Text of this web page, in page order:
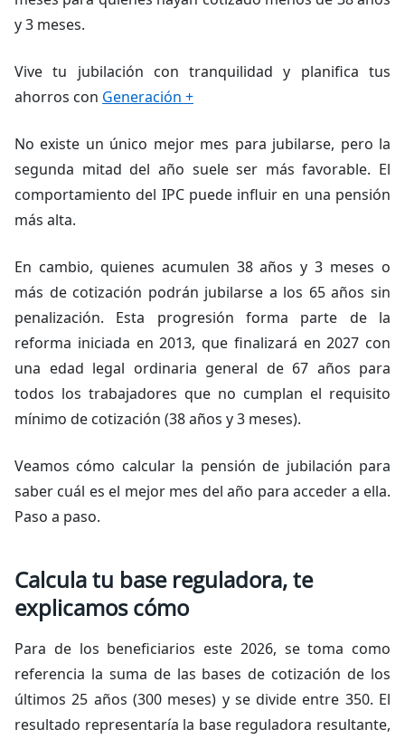
y 3 meses.
Vive tu jubilación con tranquilidad y planifica tus
ahorros con Generación +
No existe un único mejor mes para jubilarse, pero la
segunda mitad del año suele ser más favorable. El
comportamiento del IPC puede influir en una pensión
más alta.
En cambio, quienes acumulen 38 años y 3 meses o
más de cotización podrán jubilarse a los 65 años sin
penalización. Esta progresión forma parte de la
reforma iniciada en 2013, que finalizará en 2027 con
una edad legal ordinaria general de 67 años para
todos los trabajadores que no cumplan el requisito
mínimo de cotización (38 años y 3 meses).
Veamos cómo calcular la pensión de jubilación para
saber cuál es el mejor mes del año para acceder a ella.
Paso a paso.
Calcula tu base reguladora, te
explicamos cómo
Para de los beneficiarios este 2026, se toma como
referencia la suma de las bases de cotización de los
últimos 25 años (300 meses) y se divide entre 350. El
resultado representaría la base reguladora resultante,